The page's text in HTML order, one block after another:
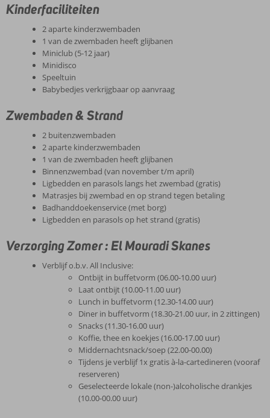
Kinderfaciliteiten
2 aparte kinderzwembaden
1 van de zwembaden heeft glijbanen
Miniclub (5-12 jaar)
Minidisco
Speeltuin
Babybedjes verkrijgbaar op aanvraag
Zwembaden & Strand
2 buitenzwembaden
2 aparte kinderzwembaden
1 van de zwembaden heeft glijbanen
Binnenzwembad (van november t/m april)
Ligbedden en parasols langs het zwembad (gratis)
Matrasjes bij zwembad en op strand tegen betaling
Badhanddoekenservice (met borg)
Ligbedden en parasols op het strand (gratis)
Verzorging Zomer : El Mouradi Skanes
Verblijf o.b.v. All Inclusive:
Ontbijt in buffetvorm (06.00-10.00 uur)
Laat ontbijt (10.00-11.00 uur)
Lunch in buffetvorm (12.30-14.00 uur)
Diner in buffetvorm (18.30-21.00 uur, in 2 zittingen)
Snacks (11.30-16.00 uur)
Koffie, thee en koekjes (16.00-17.00 uur)
Middernachtsnack/soep (22.00-00.00)
Tijdens je verblijf 1x gratis à-la-cartedineren (vooraf
reserveren)
Geselecteerde lokale (non-)alcoholische drankjes
(10.00-00.00 uur)